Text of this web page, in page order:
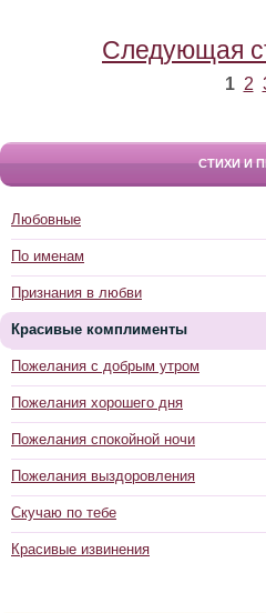
Следующая
1 2
СТИХИ И
Любовные
По именам
Признания в любви
Красивые комплименты
Пожелания с добрым утром
Пожелания хорошего дня
Пожелания спокойной ночи
Пожелания выздоровления
Скучаю по тебе
Красивые извинения